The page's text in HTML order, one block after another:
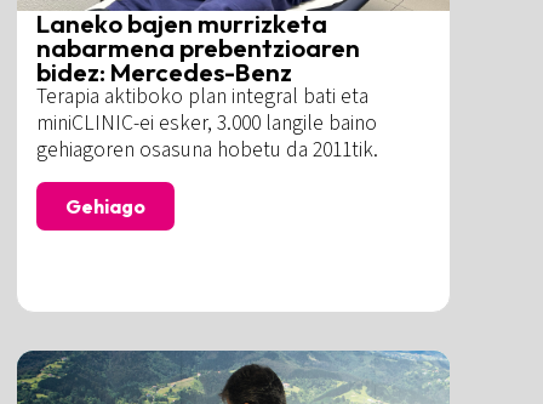
Laneko bajen murrizketa
nabarmena prebentzioaren
bidez: Mercedes-Benz
Terapia aktiboko plan integral bati eta
miniCLINIC-ei esker, 3.000 langile baino
gehiagoren osasuna hobetu da 2011tik.
Gehiago